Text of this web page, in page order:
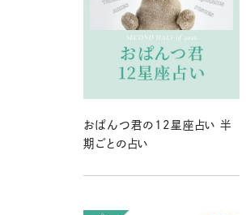
おぱんつ君の12星座占い 半
期ごとの占い